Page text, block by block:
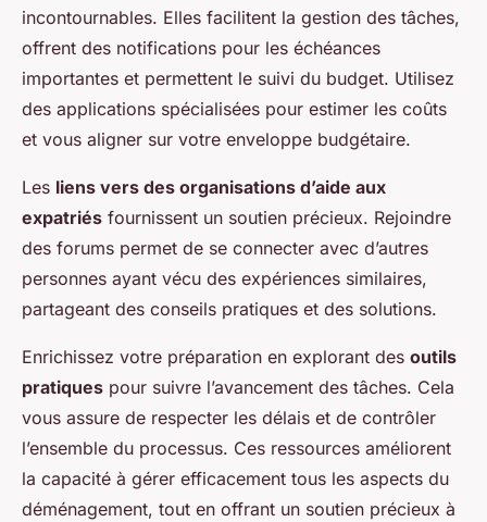
incontournables. Elles facilitent la gestion des tâches,
offrent des notifications pour les échéances
importantes et permettent le suivi du budget. Utilisez
des applications spécialisées pour estimer les coûts
et vous aligner sur votre enveloppe budgétaire.
Les liens vers des organisations d’aide aux
expatriés fournissent un soutien précieux. Rejoindre
des forums permet de se connecter avec d’autres
personnes ayant vécu des expériences similaires,
partageant des conseils pratiques et des solutions.
Enrichissez votre préparation en explorant des outils
pratiques pour suivre l’avancement des tâches. Cela
vous assure de respecter les délais et de contrôler
l’ensemble du processus. Ces ressources améliorent
la capacité à gérer efficacement tous les aspects du
déménagement, tout en offrant un soutien précieux à